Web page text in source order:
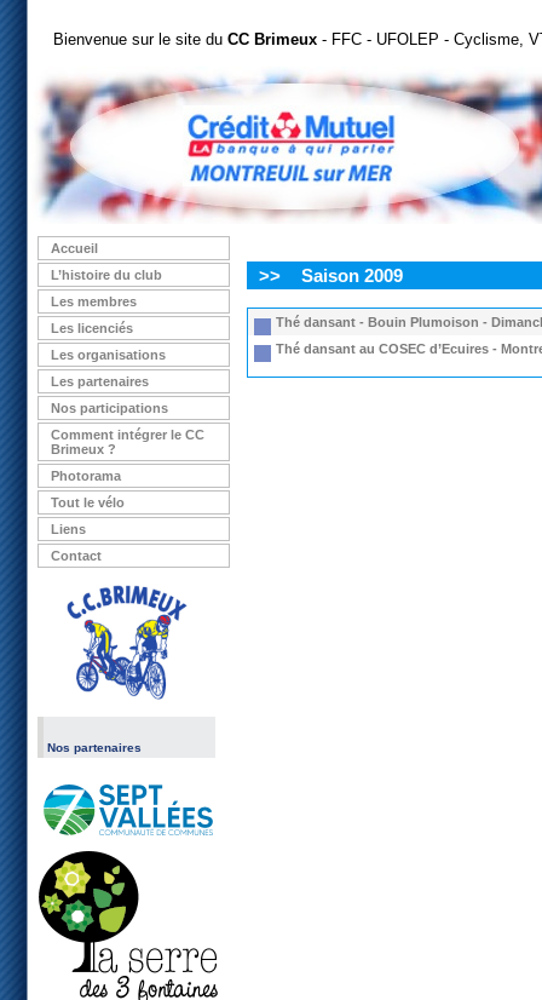
Bienvenue sur le site du CC Brimeux - FFC - UFOLEP - Cyclisme,
Accueil
L’histoire du club
Les membres
Les licenciés
Les organisations
Les partenaires
Nos participations
Comment intégrer le CC
Brimeux ?
Photorama
Tout le vélo
Liens
Contact
Nos partenaires
>> Saison 2009
Thé dansant - Bouin Plumoison -
Thé dansant au COSEC d’Ecuires -